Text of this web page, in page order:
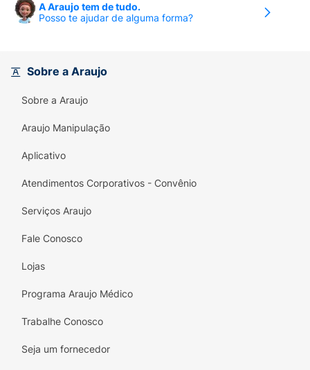
A Araujo tem de tudo.
Posso te ajudar de alguma forma?
Sobre a Araujo
Sobre a Araujo
Araujo Manipulação
Aplicativo
Atendimentos Corporativos - Convênio
Serviços Araujo
Fale Conosco
Lojas
Programa Araujo Médico
Trabalhe Conosco
Seja um fornecedor